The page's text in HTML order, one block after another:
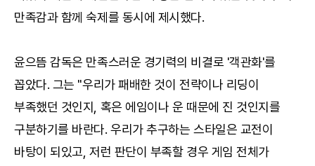
만족감과 함께 숙제를 동시에 제시했다.
윤으뜸 감독은 만족스러운 경기력의 비결로 '객관화'를
꼽았다. 그는 "우리가 패배한 것이 전략이나 리딩이
부족했던 것인지, 혹은 에임이나 운 때문에 진 것인지를
구분하기를 바란다. 우리가 추구하는 스타일은 교전이
바탕이 되있고, 저런 판단이 부족할 경우 게임 전체가